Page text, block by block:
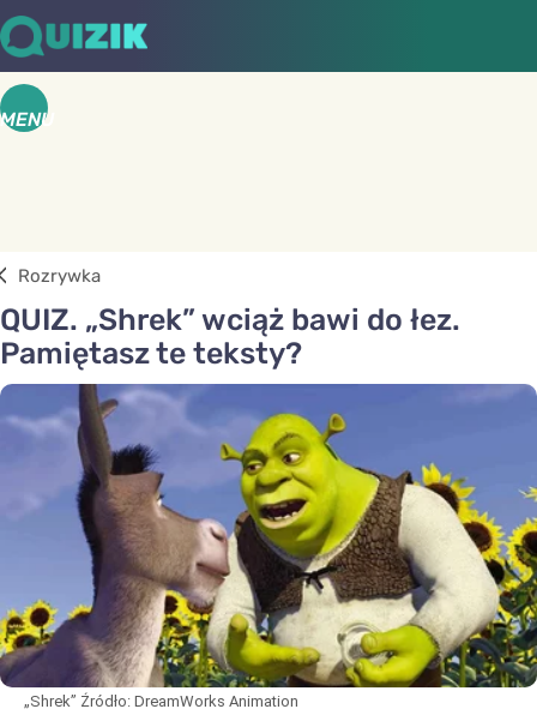
MENU
Rozrywka
QUIZ. „Shrek” wciąż bawi do łez.
Pamiętasz te teksty?
„Shrek” Źródło: DreamWorks Animation